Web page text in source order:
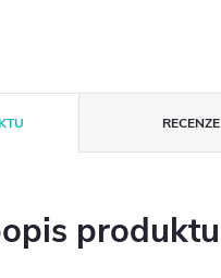
RECENZE
produktu